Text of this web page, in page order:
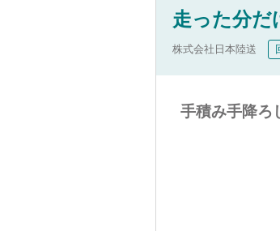
走った分だ
株式会社日本陸送
手積み手降ろ